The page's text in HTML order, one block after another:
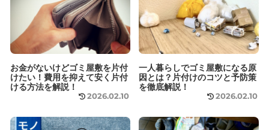
お金がないけどゴミ屋敷を片付
けたい！費用を抑えて安く片付
ける方法を解説！
2026.02.10
一人暮らしでゴミ屋敷になる原
因とは？片付けのコツと予防策
を徹底解説！
2026.02.10